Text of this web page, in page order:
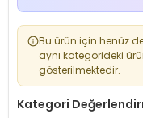
Bu ürün için henüz
aynı kategorideki
gösterilmektedir.
Kategori